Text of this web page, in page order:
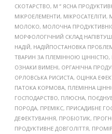
СКОТАРСТВО, М ” ЯСНА
МІКРОЕЛЕМЕНТИ, МІКРОСАТЕЛІТИ,
МОЛОКО, МОЛОЧНА
МОРФОЛОГІЧНИЙ СКЛАД НАПІВТУШ
НАДІЙ, НАДІЙПОСТАНОВКА
ТВАРИН ЗА ПЛЕМІННОЮ ЦІННІСТЮ,
ОЗНАКИ ВИМЕНІ, ОРГАНІЧНА
ОРЛОВСЬКА РИСИСТА, ОЦІНКА
ПАТОКА КОРМОВА, ПЛЕМІННА
ГОСПОДАРСТВО, ПЛЮСНА,
ПОРОДА, ПРЕМІКС, ПРИСАДИБНЕ
ДЕФЕКТУВАННЯ, ПРОБІОТИК,
ПРОДУКТИВНЕ ДОВГОЛІТТЯ,